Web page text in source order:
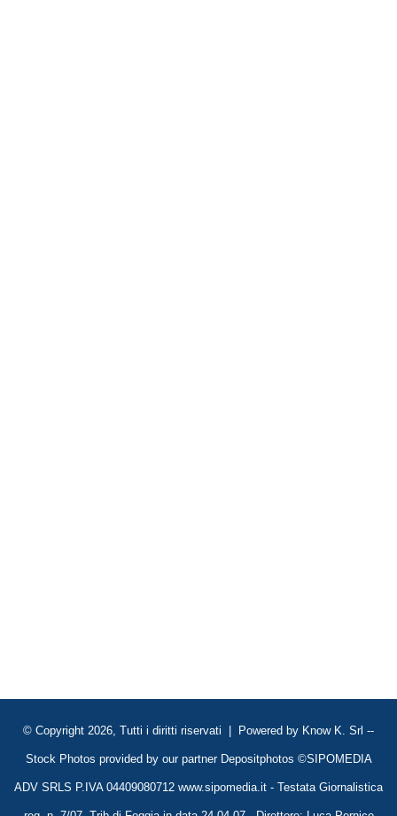
© Copyright 2026, Tutti i diritti riservati | Powered by Know K. Srl --
Stock Photos provided by our partner Depositphotos ©SIPOMEDIA
ADV SRLS P.IVA 04409080712 www.sipomedia.it - Testata Giornalistica